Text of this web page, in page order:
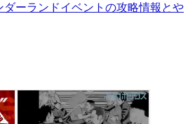
ダーランドイベントの攻略情報とや